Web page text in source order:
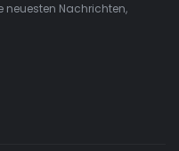
Nachrichten,